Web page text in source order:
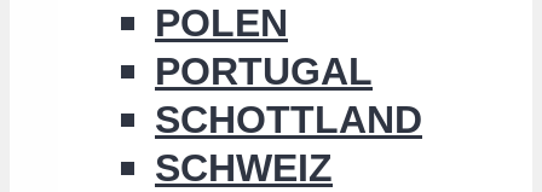
POLEN
PORTUGAL
SCHOTTLAND
SCHWEIZ